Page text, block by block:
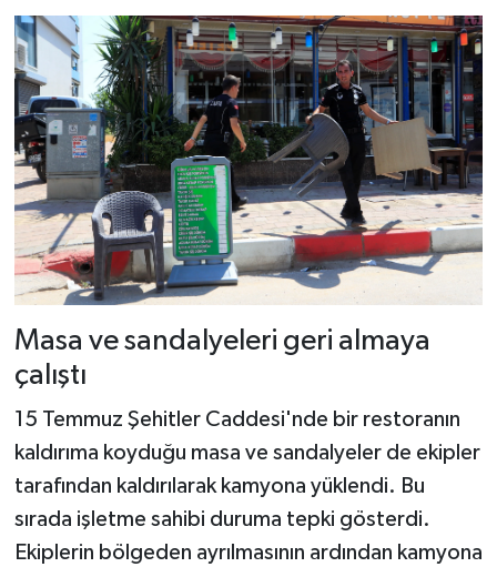
Masa ve sandalyeleri geri almaya
çalıştı
15 Temmuz Şehitler Caddesi'nde bir restoranın
kaldırıma koyduğu masa ve sandalyeler de ekipler
tarafından kaldırılarak kamyona yüklendi. Bu
sırada işletme sahibi duruma tepki gösterdi.
Ekiplerin bölgeden ayrılmasının ardından kamyona